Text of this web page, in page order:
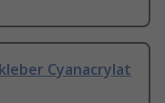
Cyanacrylat